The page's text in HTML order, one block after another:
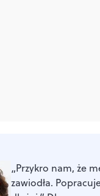
„Przykro nam, że
zawiodła.